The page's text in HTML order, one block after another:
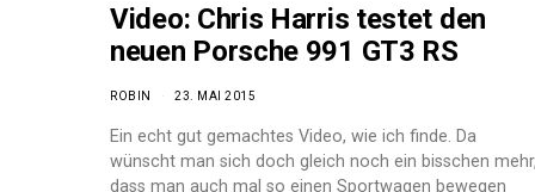
Video: Chris Harris testet den
neuen Porsche 991 GT3 RS
ROBIN 23. MAI 2015
Ein echt gut gemachtes Video, wie ich finde. Da
wünscht man sich doch gleich noch ein bisschen
dass man auch mal so einen Sportwagen bewegen